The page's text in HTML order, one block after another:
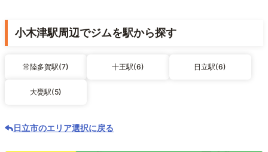
小木津駅周辺でジムを駅から探す
常陸多賀駅(7) 十王駅(6) 日立駅(6)
大甕駅(5)
日立市のエリア選択に戻る